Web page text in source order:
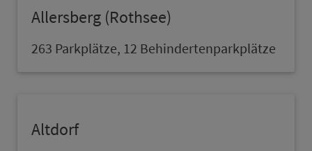
Allersberg (Rothsee)
263 Parkplätze, 12 Behindertenparkplätze
Altdorf